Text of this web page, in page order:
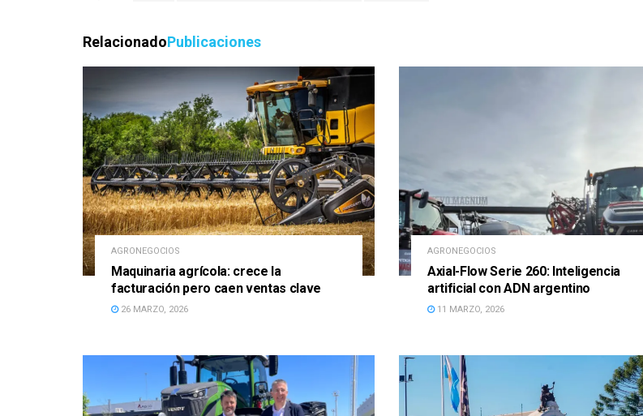
RelacionadoPublicaciones
AGRONEGOCIOS
Maquinaria agrícola: crece la
facturación pero caen ventas clave
26 MARZO, 2026
AGRONEGOCIOS
Axial-Flow Serie 260: Inteligencia
artificial con ADN argentino
11 MARZO, 2026